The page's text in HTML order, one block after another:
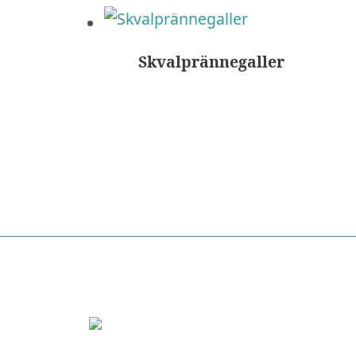
Skvalprännegaller